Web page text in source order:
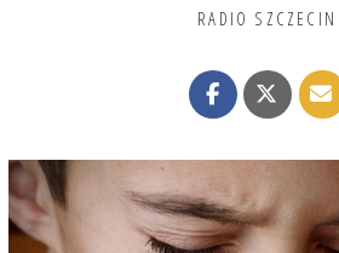
RADIO SZCZECIN